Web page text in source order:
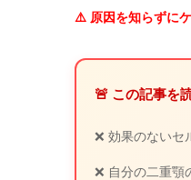
⚠️ 原因を知らずに
🚨 この記事を
❌ 効果のないセ
❌ 自分の二重顎